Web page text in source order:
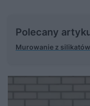
Polecany
Murowanie z